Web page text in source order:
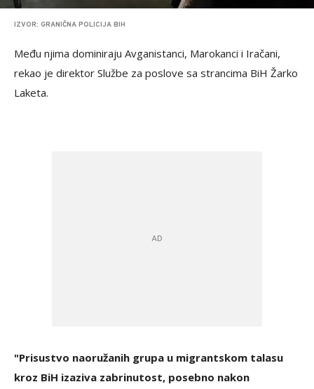
IZVOR: GRANIČNA POLICIJA BIH
Među njima dominiraju Avganistanci, Marokanci i Iračani,
rekao je direktor Službe za poslove sa strancima BiH Žarko
Laketa.
"Prisustvo naoružanih grupa u migrantskom talasu
kroz BiH izaziva zabrinutost, posebno nakon